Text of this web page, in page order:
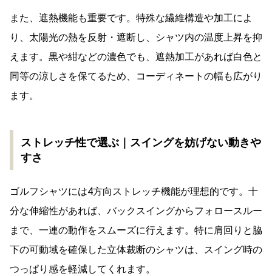
また、遮熱機能も重要です。特殊な繊維構造や加工によ
り、太陽光の熱を反射・遮断し、シャツ内の温度上昇を抑
えます。黒や紺などの濃色でも、遮熱加工があれば白色と
同等の涼しさを保てるため、コーディネートの幅も広がり
ます。
ストレッチ性で選ぶ｜スイングを妨げない動きや
すさ
ゴルフシャツには4方向ストレッチ機能が理想的です。十
分な伸縮性があれば、バックスイングからフォロースルー
まで、一連の動作をスムーズに行えます。特に肩回りと脇
下の可動域を確保した立体裁断のシャツは、スイング時の
つっぱり感を軽減してくれます。